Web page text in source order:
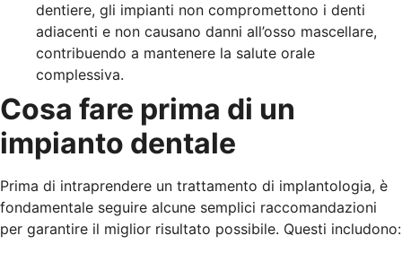
dentiere, gli impianti non compromettono i denti
adiacenti e non causano danni all’osso mascellare,
contribuendo a mantenere la salute orale
complessiva.
Cosa fare prima di un
impianto dentale
Prima di intraprendere un trattamento di implantologia, è
fondamentale seguire alcune semplici raccomandazioni
per garantire il miglior risultato possibile. Questi includono: